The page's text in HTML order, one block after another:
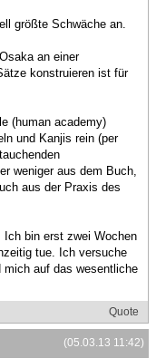
größte Schwäche an.
an einer
konstruieren ist für
(human academy)
und Kanjis rein (per
weniger aus dem Buch,
aus der Praxis des
bin erst zwei Wochen
tue. Ich versuche
mich auf das wesentliche
Quote
(05.03.13 11:42)